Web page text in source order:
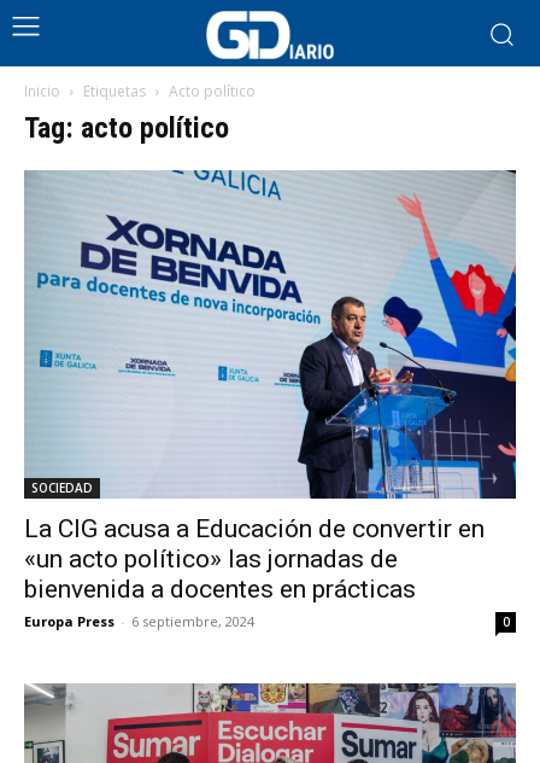
Inicio Etiquetas Acto político
Tag: acto político
SOCIEDAD
La CIG acusa a Educación de convertir en
«un acto político» las jornadas de
bienvenida a docentes en prácticas
Europa Press - 6 septiembre, 2024 0